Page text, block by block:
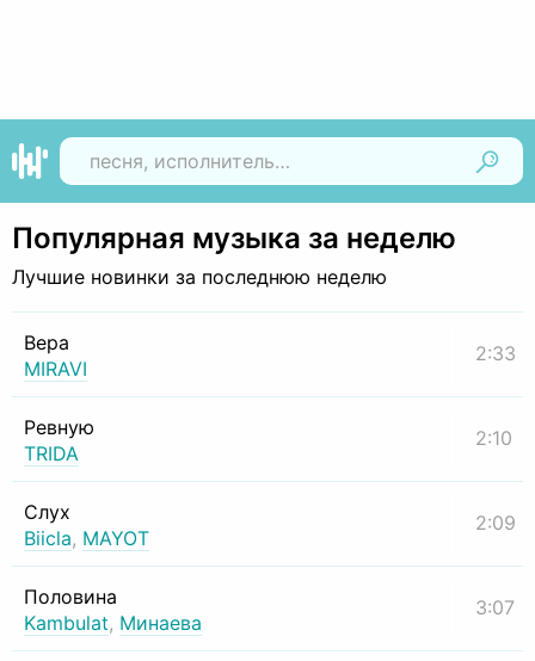
Популярная музыка за неделю
Лучшие новинки за последнюю неделю
Вера
MIRAVI
2:33
Ревную
TRIDA
2:10
Слух
Biicla, MAYOT
2:09
Половина
Kambulat, Минаева
3:07